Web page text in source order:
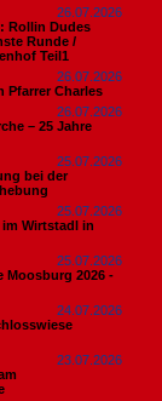
26.07.2026
Rollin Dudes
Runde /
Teil1
26.07.2026
Pfarrer Charles
26.07.2026
– 25 Jahre
25.07.2026
bei der
25.07.2026
Wirtstadl in
25.07.2026
Moosburg 2026 -
24.07.2026
23.07.2026